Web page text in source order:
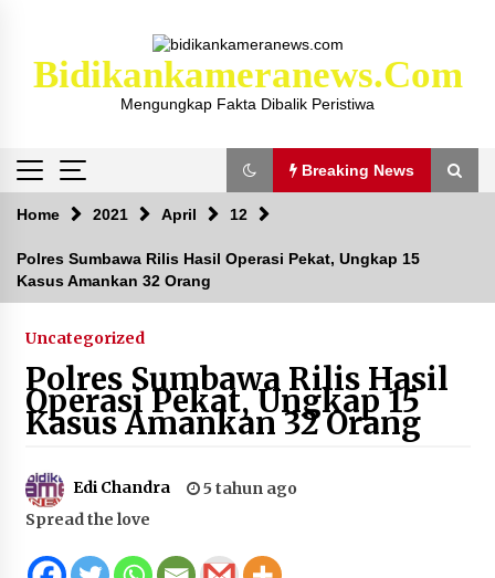
Bidikankameranews.com
Mengungkap Fakta Dibalik Peristiwa
Breaking News
Breaking News
Kejaksaan KSB Mulai Lidik Mafia Tanah Desa
Sekongkang Bawah
2 tahun ago
Laporan Dugaan Pencabulan di Desa Sepayung
Kec. Plampang, Polres Sumbawa Pastikan
Proses Penyelidikan Berjalan Maksimal
Anggota Satlantas Polres Sumbawa, Briptu
Juanda, Edukasi Masyarakat dalam Mengurus
4 minggu ago
Home 2021 April 12
Polres Sumbawa Rilis Hasil Operasi Pekat, Ungkap 15
Kasus Amankan 32 Orang
Uncategorized
Polres Sumbawa Rilis Hasil
Operasi Pekat, Ungkap 15
Kasus Amankan 32 Orang
Edi Chandra
5 tahun ago
Spread the love